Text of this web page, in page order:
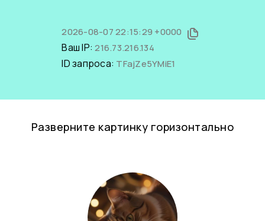
2026-08-07 22:15:29 +0000
Ваш IP:216.73.216.134
ID запроса: TFajZe5YMiE1
Разверните картинку горизонтально